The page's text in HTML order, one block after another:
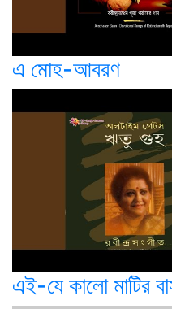
এ মোহ-আবরণ
এই-যে কালো মাটির